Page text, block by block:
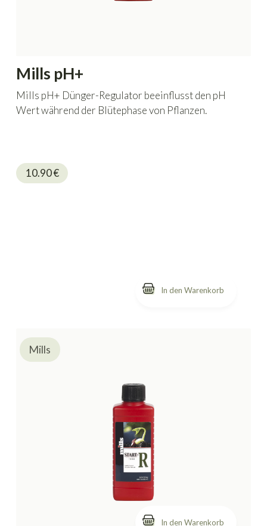
Mills pH+
Mills pH+ Dünger-Regulator beeinflusst den pH
Wert während der Blütephase von Pflanzen.
10.90€
In den Warenkorb
Mills